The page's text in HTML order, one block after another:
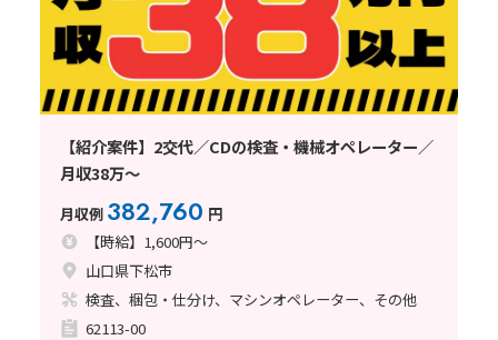
【紹介案件】2交代／CDの検査・機械オペレーター／
月収38万～
月収例 382,760 円
【時給】1,600円～
山口県下松市
検査、梱包・仕分け、マシンオペレーター、その他
62113-00